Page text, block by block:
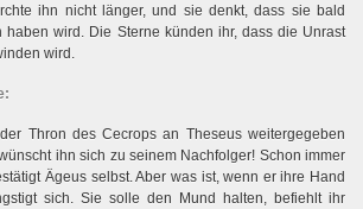
ihn nicht länger, und sie denkt, dass sie bald
haben wird. Die Sterne künden ihr, dass die Unrast
wird.
Thron des Cecrops an Theseus weitergegeben
ihn sich zu seinem Nachfolger! Schon immer
Ägeus selbst. Aber was ist, wenn er ihre Hand
sich. Sie solle den Mund halten, befiehlt ihr